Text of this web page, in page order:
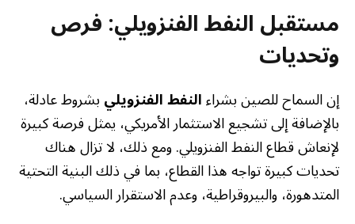
مستقبل النفط الفنزويلي: فرص
وتحديات
إن السماح للصين بشراءالنفط الفنزويليبشروط عادلة،
بالإضافة إلى تشجيع الاستثمار الأمريكي، يمثل فرصة كبيرة
لإنعاش قطاع النفط الفنزويلي. ومع ذلك، لا تزال هناك
تحديات كبيرة تواجه هذا القطاع، بما في ذلك البنية التحتية
المتدهورة، والبيروقراطية، وعدم الاستقرار السياسي.